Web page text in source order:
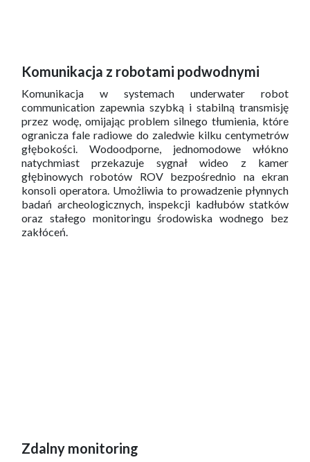
Komunikacja z robotami podwodnymi
Komunikacja w systemach underwater robot
communication zapewnia szybką i stabilną transmisję
przez wodę, omijając problem silnego tłumienia, które
ogranicza fale radiowe do zaledwie kilku centymetrów
głębokości. Wodoodporne, jednomodowe włókno
natychmiast przekazuje sygnał wideo z kamer
głębinowych robotów ROV bezpośrednio na ekran
konsoli operatora. Umożliwia to prowadzenie płynnych
badań archeologicznych, inspekcji kadłubów statków
oraz stałego monitoringu środowiska wodnego bez
zakłóceń.
Zdalny monitoring